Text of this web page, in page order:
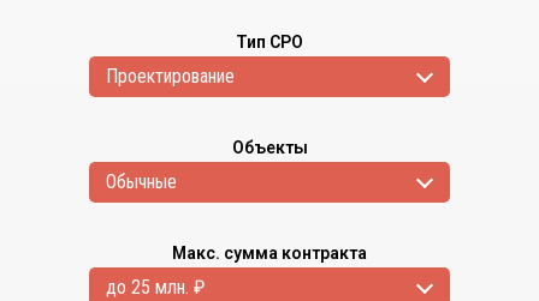
Тип СРО
Проектирование
Объекты
Обычные
Макс. сумма контракта
до 25 млн. ₽